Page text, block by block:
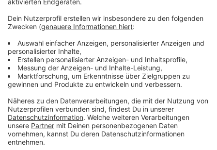
ankommt. Kein Verkaufsgespräch.
Wenn du lieber direkt redest: fünfzehn Minuten, kein
Pitch.teddy.click/termin
Daniel Friesenecker baut Unternehmern ihr
eigenes Medium. Podcast, Video, Strategie. Studio:
TeddyLab, Linz.
LinkedIn: